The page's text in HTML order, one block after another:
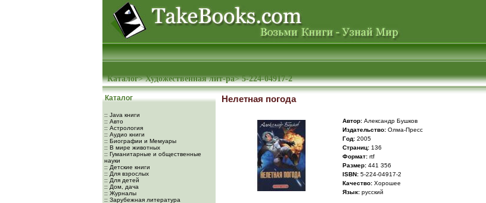
Каталог>Художественная лит-ра>5-224-04917-2
Каталог
:: Java книги
:: Авто
:: Астрология
:: Аудио книги
:: Биографии и Мемуары
:: В мире животных
:: Гуманитарные и общественные
науки
:: Детские книги
:: Для взрослых
:: Для детей
:: Дом, дача
:: Журналы
:: Зарубежная литература
Нелетная погода
Автор: Александр Бушков
Издательство: Олма-Пресс
Год: 2005
Cтраниц: 136
Формат: rtf
Размер: 441 356
ISBN: 5-224-04917-2
Качество: Хорошее
Язык: русский